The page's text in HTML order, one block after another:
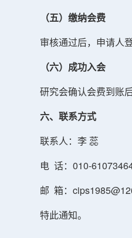
（五）缴纳会费
审核通过后，申请人登
（六）成功入会
研究会确认会费到账后
六、联系方式
联系人：李 蕊
电 话：010-
邮 箱：
特此通知。